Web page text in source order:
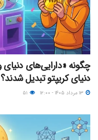
چگونه «دارایی‌های
دنیای کریپتو تبدیل شدند؟